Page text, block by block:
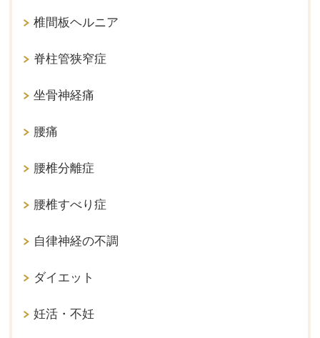
椎間板ヘルニア
脊柱管狭窄症
坐骨神経痛
腰痛
腰椎分離症
腰椎すべり症
自律神経の不調
ダイエット
妊活・不妊